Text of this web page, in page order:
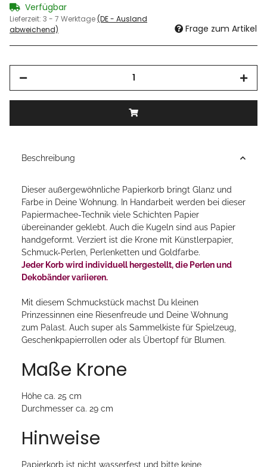
Verfügbar
Lieferzeit: 3 - 7 Werktage(DE - Ausland
abweichend)
Frage zum Artikel
Beschreibung
Dieser außergewöhnliche Papierkorb bringt Glanz und
Farbe in Deine Wohnung. In Handarbeit werden bei dieser
Papiermachee-Technik viele Schichten Papier
übereinander geklebt. Auch die Kugeln sind aus Papier
handgeformt. Verziert ist die Krone mit Künstlerpapier,
Schmuck-Perlen, Perlenketten und Goldfarbe.
Jeder Korb wird individuell hergestellt, die Perlen und
Dekobänder variieren.
Mit diesem Schmuckstück machst Du kleinen
Prinzessinnen eine Riesenfreude und Deine Wohnung
zum Palast. Auch super als Sammelkiste für Spielzeug,
Geschenkpapierrollen oder als Übertopf für Blumen.
Maße Krone
Höhe ca. 25 cm
Durchmesser ca. 29 cm
Hinweise
Papierkorb ist nicht wasserfest und bitte keine